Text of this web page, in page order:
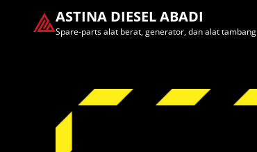
ASTINA DIESEL ABADI
Spare-parts alat berat, generator, dan alat tambang